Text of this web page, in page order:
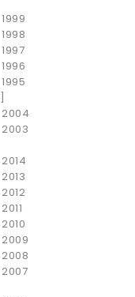
1999
1998
1997
1996
1995
2004
2003
2014
2013
2012
2011
2010
2009
2008
2007